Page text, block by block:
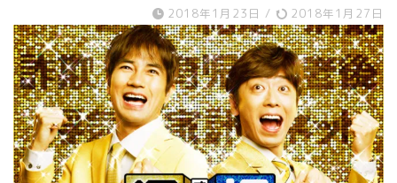
2018年1月23日 / 2018年1月27日